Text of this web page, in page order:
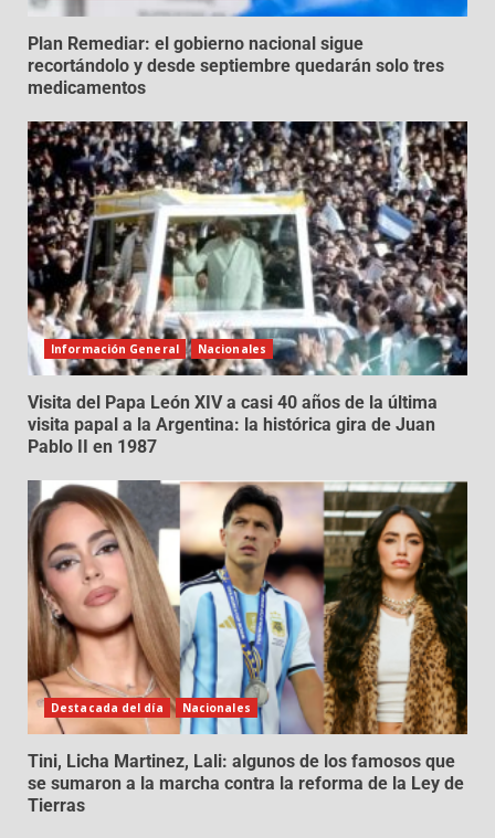
Plan Remediar: el gobierno nacional sigue
recortándolo y desde septiembre quedarán solo tres
medicamentos
Información General Nacionales
Visita del Papa León XIV a casi 40 años de la última
visita papal a la Argentina: la histórica gira de Juan
Pablo II en 1987
Destacada del día Nacionales
Tini, Licha Martinez, Lali: algunos de los famosos que
se sumaron a la marcha contra la reforma de la Ley de
Tierras